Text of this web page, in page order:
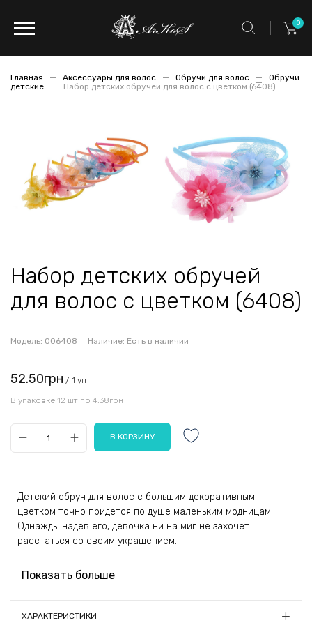
0
Главная Аксессуары для волос Обручи для волос
Обручи
детские
Набор детских обручей для волос с цветком (6408)
Набор детских обручей
для волос с цветком (6408)
Модель: 006408 Наличие: Есть в наличии
52.50грн / 1 уп
В упаковке 12 шт по 4.38грн
Детский обруч для волос с большим декоративным
цветком точно придется по душе маленьким модницам.
Однажды надев его, девочка ни на миг не захочет
расстаться со своим украшением.
Гибкая дугообразная основа ободка обтянута гладкой
отдельные пряди. Украшено изделие пышным цветком из
Показать больше
ХАРАКТЕРИСТИКИ